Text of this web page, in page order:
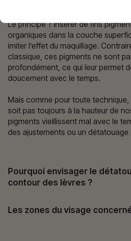
Le principe ? Insérer de fins
organiques dans la couche
imiter l’effet du maquillage.
classique, ces pigments ne sont
profondément, ce qui leur permet
doucement avec le temps.
Mais comme pour toute technique,
soit pas toujours à la hauteur de
pigments vieillissent mal avec le
des ajustements ou un
Pourquoi envisager le
contour des lèvres ?
Les zones du visage